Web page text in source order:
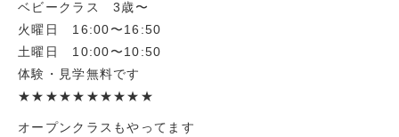
ベビークラス 3歳〜
火曜日 16:00〜16:50
土曜日 10:00〜10:50
体験・見学無料です
★★★★★★★★★★
オープンクラスもやってます